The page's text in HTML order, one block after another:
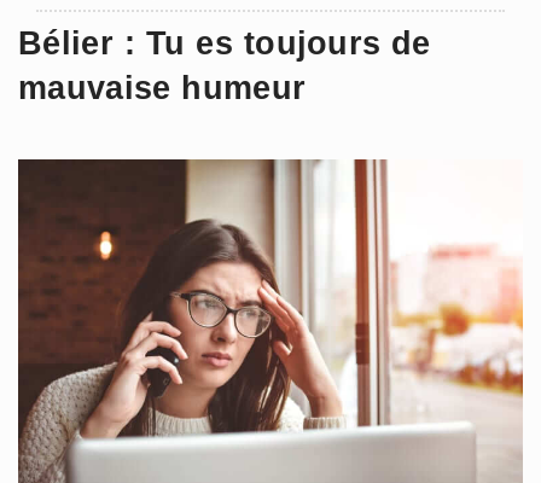
Bélier : Tu es toujours de
mauvaise humeur